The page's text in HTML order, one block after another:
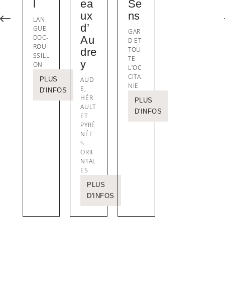
l
LAN
GUE
DOC-
ROU
SSILL
ON
PLUS
D'INFOS
ea
ux
d’
Au
dre
y
AUD
E,
HÉR
AULT
ET
PYRÉ
NÉE
S-
ORIE
NTAL
ES
PLUS
D'INFOS
Se
ns
GAR
D ET
TOU
TE
L’OC
CITA
NIE
PLUS
D'INFOS